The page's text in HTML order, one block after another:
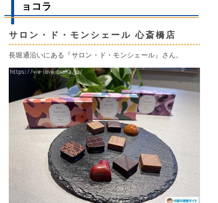
ョコラ
サロン・ド・モンシェール 心斎橋店
長堀通沿いにある『サロン・ド・モンシェール』さん。